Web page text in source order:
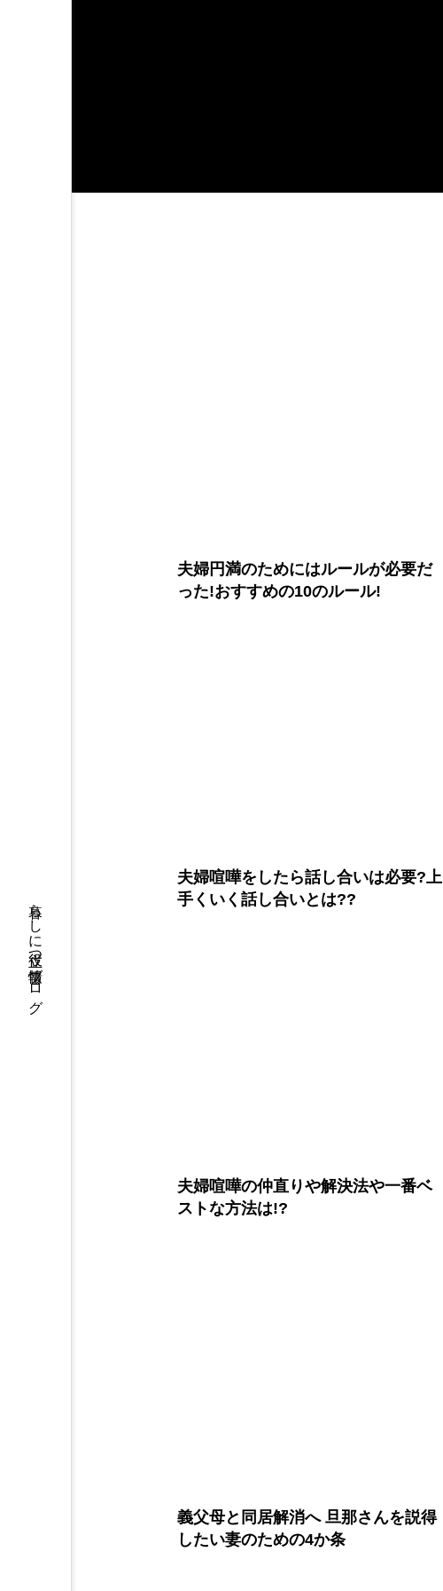
暮らしに役立つ情報ブログ
夫婦円満のためにはルールが必要だ
った!おすすめの10のルール!
夫婦喧嘩をしたら話し合いは必要?上
手くいく話し合いとは??
夫婦喧嘩の仲直りや解決法や一番ベ
ストな方法は!?
義父母と同居解消へ 旦那さんを説得
したい妻のための4か条